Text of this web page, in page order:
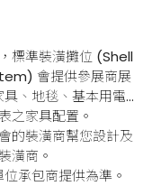
標準裝潢攤位 (Shell
會提供參展商展
、地毯、基本用電…
之家具配置。
的裝潢商幫您設計及
潢商。
承包商提供為準。